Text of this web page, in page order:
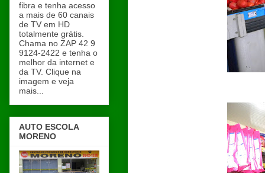
fibra e tenha acesso
a mais de 60 canais
de TV em HD
totalmente grátis.
Chama no ZAP 42 9
9124-2422 e tenha o
melhor da internet e
da TV. Clique na
imagem e veja
mais...
AUTO ESCOLA
MORENO